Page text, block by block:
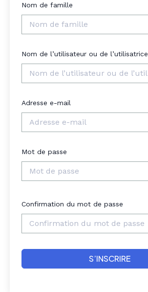
Nom de famille
Nom de l’utilisateur ou de l’utilisatrice
Adresse e-mail
Mot de passe
Confirmation du mot de passe
S’INSCRIRE